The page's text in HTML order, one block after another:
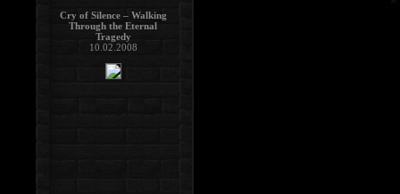
Cry of Silence – Walking
Through the Eternal
Tragedy
10.02.2008